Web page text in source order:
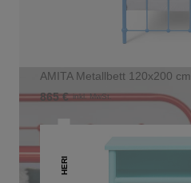
AMITA Metallbett 120x200 cm
865 € inkl. MwSt.
HERI